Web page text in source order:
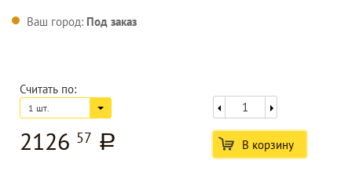
Ваш город: Под заказ
Считать по:
1 шт.
2126 57 a В корзину